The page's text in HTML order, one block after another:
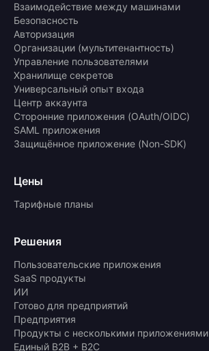
Взаимодействие между машинами
Безопасность
Авторизация
Организации (мультитенантность)
Управление пользователями
Хранилище секретов
Универсальный опыт входа
Центр аккаунта
Сторонние приложения (OAuth/OIDC)
SAML приложения
Защищённое приложение (Non-SDK)
Цены
Тарифные планы
Решения
Пользовательские приложения
SaaS продукты
ИИ
Готово для предприятий
Предприятия
Продукты с несколькими приложениями
Единый B2B + B2C